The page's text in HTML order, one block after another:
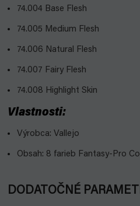
74.004 Base Flesh
74.005 Medium Flesh
74.006 Natural Flesh
74.007 Fairy Flesh
74.008 Highlight Skin
Vlastnosti:
Výrobca: Vallejo
Obsah: 8 farieb Fantasy-Pro
DODATOČNÉ